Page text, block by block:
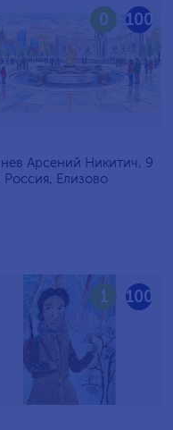
100
0
Арсений Никитич, 9
Россия, Елизово
100
1